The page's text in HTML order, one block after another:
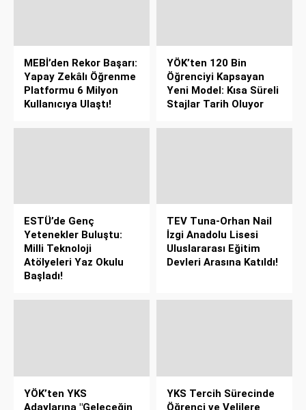
MEBİ’den Rekor Başarı:
Yapay Zekâlı Öğrenme
Platformu 6 Milyon
Kullanıcıya Ulaştı!
YÖK’ten 120 Bin
Öğrenciyi Kapsayan
Yeni Model: Kısa Süreli
Stajlar Tarih Oluyor
ESTÜ’de Genç
Yetenekler Buluştu:
Milli Teknoloji
Atölyeleri Yaz Okulu
Başladı!
TEV Tuna-Orhan Nail
İzgi Anadolu Lisesi
Uluslararası Eğitim
Devleri Arasına Katıldı!
YÖK’ten YKS
Adaylarına "Geleceğin
YKS Tercih Sürecinde
Öğrenci ve Velilere